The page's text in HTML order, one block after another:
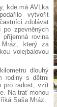
kde má AVLka
vytvořit
zdolávat
po zpevněných
rovina
Mráz, který za
volejbalovou
dlouhý
rodiny s dětmi
pro radost, vzít
Na trať mohou
Saša Mráz.